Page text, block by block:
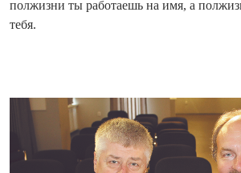
полжизни ты работаешь на имя, а
тебя.